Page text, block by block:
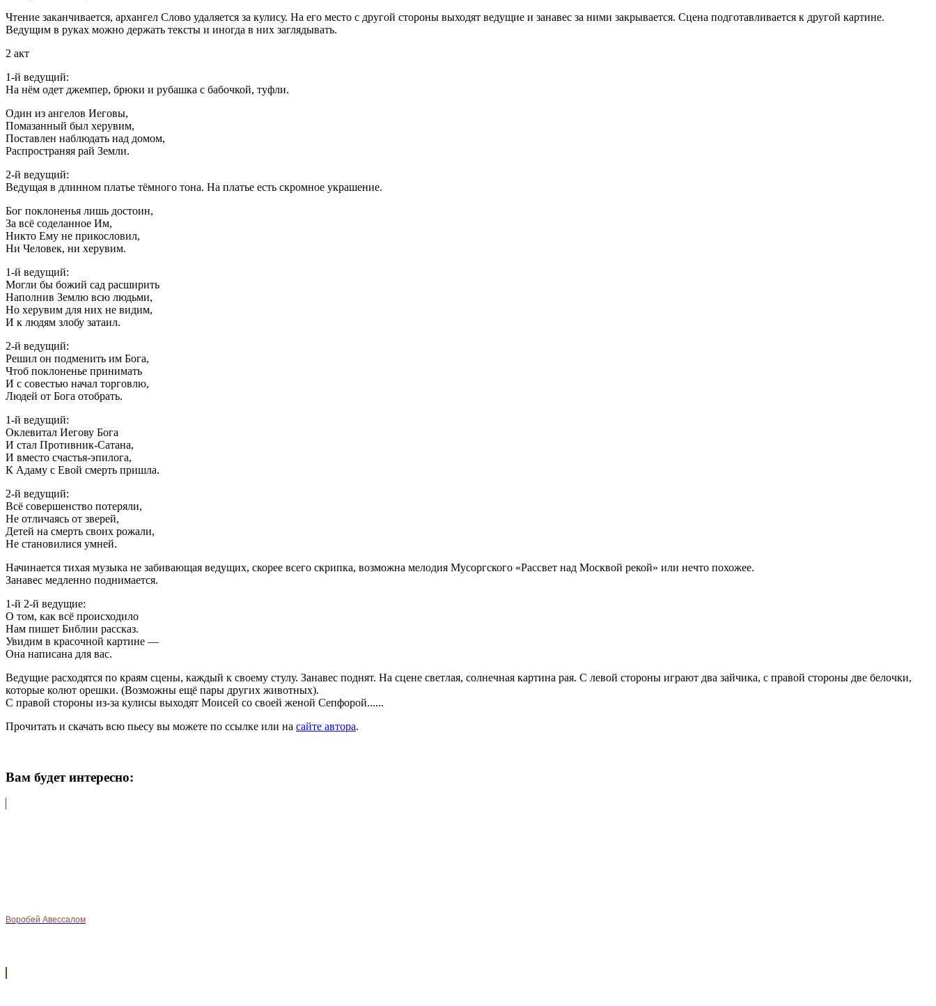
Чтение заканчивается, архангел Слово удаляется за кулису. На его место с другой стороны выходят ведущие и занавес за ними закрывается. Сцена подготавливается к другой картине.
Ведущим в руках можно держать тексты и иногда в них заглядывать.
2 акт
1-й ведущий:
На нём одет джемпер, брюки и рубашка с бабочкой, туфли.
Один из ангелов Иеговы,
Помазанный был херувим,
Поставлен наблюдать над домом,
Распространяя рай Земли.
2-й ведущий:
Ведущая в длинном платье тёмного тона. На платье есть скромное украшение.
Бог поклоненья лишь достоин,
За всё соделанное Им,
Никто Ему не прикословил,
Ни Человек, ни херувим.
1-й ведущий:
Могли бы божий сад расширить
Наполнив Землю всю людьми,
Но херувим для них не видим,
И к людям злобу затаил.
2-й ведущий:
Решил он подменить им Бога,
Чтоб поклоненье принимать
И с совестью начал торговлю,
Людей от Бога отобрать.
1-й ведущий:
Оклевитал Иегову Бога
И стал Противник-Сатана,
И вместо счастья-эпилога,
К Адаму с Евой смерть пришла.
2-й ведущий:
Всё совершенство потеряли,
Не отличаясь от зверей,
Детей на смерть своих рожали,
Не становилися умней.
Начинается тихая музыка не забивающая ведущих, скорее всего скрипка, возможна мелодия Мусоргского «Рассвет над Москвой рекой» или нечто похожее.
Занавес медленно поднимается.
1-й 2-й ведущие:
О том, как всё происходило
Нам пишет Библии рассказ.
Увидим в красочной картине —
Она написана для вас.
Ведущие расходятся по краям сцены, каждый к своему стулу. Занавес поднят. На сцене светлая, солнечная картина рая. С левой стороны играют два зайчика, с правой стороны две белочки,
которые колют орешки. (Возможны ещё пары других животных).
С правой стороны из-за кулисы выходят Моисей со своей женой Сепфорой......
Прочитать и скачать всю пьесу вы можете по ссылке или на сайте автора.
Вам будет интересно:
Воробей Авессалом